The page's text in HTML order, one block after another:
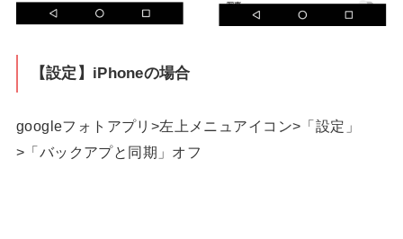
【設定】iPhoneの場合
googleフォトアプリ>左上メニュアイコン>「設定」
>「バックアプと同期」オフ